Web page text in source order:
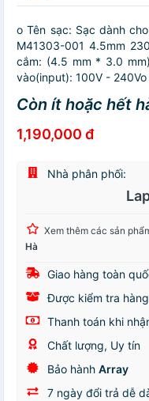
o Tên sạc: Sạc dành
M41303-001 4.5mm
cắm: (4.5 mm * 3.0
vào(input): 100V -
Còn ít hoặc hết
1,190,000 đ
Nhà phân phối:
Xem thêm các sản
Hà
Giao hàng toàn
Được kiểm tra hàng
Thanh toán khi
Chất lượng, Uy tín
Bảo hành Array
7 ngày đổi trả dễ